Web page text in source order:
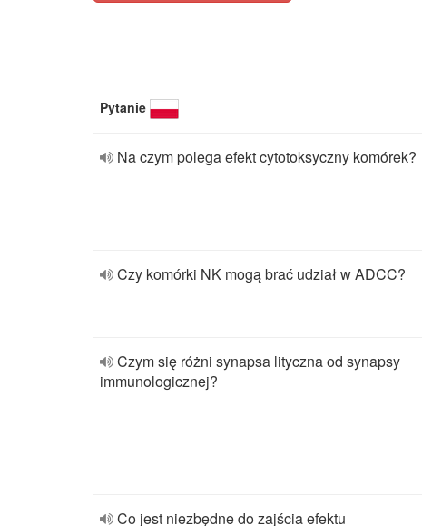
Pytanie
Na czym polega efekt cytotoksyczny komórek?
Czy komórki NK mogą brać udział w ADCC?
Czym się różni synapsa lityczna od synapsy
immunologicznej?
Co jest niezbędne do zajścia efektu